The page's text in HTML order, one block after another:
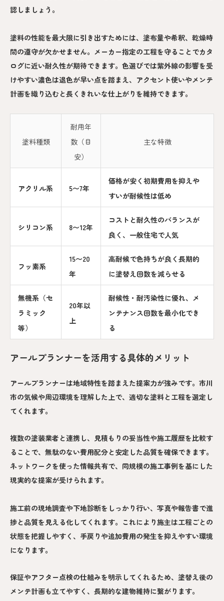
認しましょう。
塗料の性能を最大限に引き出すためには、塗布量や希釈、乾燥時
間の遵守が欠かせません。メーカー指定の工程を守ることでカタ
ログに近い耐久性が期待できます。色選びでは紫外線の影響を受
けやすい濃色は退色が早い点を踏まえ、アクセント使いやメンテ
計画を織り込むと長くきれいな仕上がりを維持できます。
塗料種類
耐用年
数（目
安）
主な特徴
アクリル系 5〜7年
価格が安く初期費用を抑えや
すいが耐候性は低め
シリコン系 8〜12年
コストと耐久性のバランスが
良く、一般住宅で人気
フッ素系
15〜20
年
高耐候で色持ちが良く長期的
に塗替え回数を減らせる
無機系（セ
ラミック
等）
20年以
上
耐候性・耐汚染性に優れ、メ
ンテナンス回数を最小化でき
る
アールプランナーを活用する具体的メリット
アールプランナーは地域特性を踏まえた提案力が強みです。市川
市の気候や周辺環境を理解した上で、適切な塗料と工程を選定し
てくれます。
複数の塗装業者と連携し、見積もりの妥当性や施工履歴を比較す
ることで、無駄のない費用配分と安定した品質を確保できます。
ネットワークを使った情報共有で、同規模の施工事例を基にした
現実的な提案が受けられます。
施工前の現地調査や下地診断をしっかり行い、写真や報告書で進
捗と品質を見える化してくれます。これにより施主は工程ごとの
状態を把握しやすく、手戻りや追加費用の発生を抑えやすい環境
になります。
保証やアフター点検の仕組みを明示してくれるため、塗替え後の
メンテ計画も立てやすく、長期的な建物維持に繋がります。